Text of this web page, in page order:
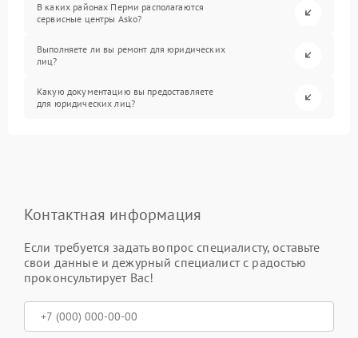
В каких районах Перми располагаются
сервисные центры Asko?
Выполняете ли вы ремонт для юридических
лиц?
Какую документацию вы предоставляете
для юридических лиц?
Контактная информация
Если требуется задать вопрос специалисту, оставьте
свои данные и дежурный специалист с радостью
проконсультирует Вас!